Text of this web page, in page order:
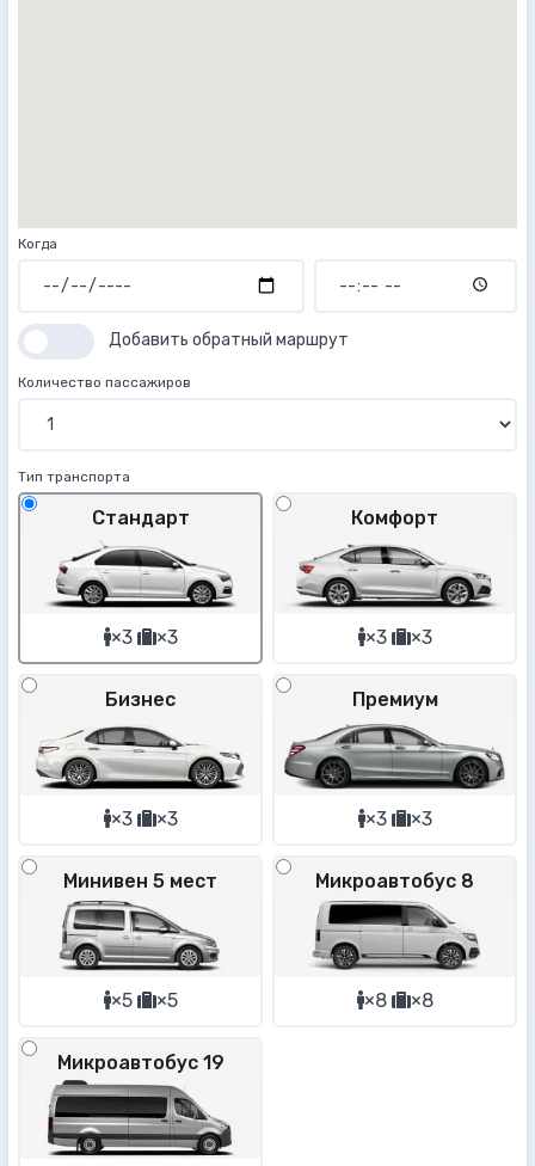
Когда
Добавить обратный маршрут
Количество пассажиров
Тип транспорта
Стандарт
×3 ×3
Комфорт
×3 ×3
Бизнес
×3 ×3
Премиум
×3 ×3
Минивен 5 мест
×5 ×5
Микроавтобус 8
×8 ×8
Микроавтобус 19